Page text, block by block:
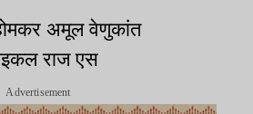
अमूल वेणुकांत
राज एस
Advertisement